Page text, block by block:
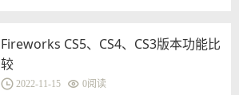
Fireworks CS5、CS4、CS3版本功能比
较
2022-11-15 0阅读